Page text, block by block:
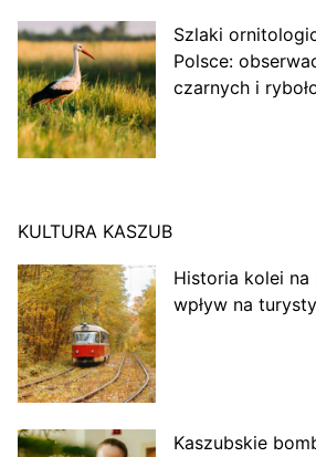
Szlaki
Polsce:
czarnych i
KULTURA KASZUB
Historia kolei na
wpływ na
Kaszubskie